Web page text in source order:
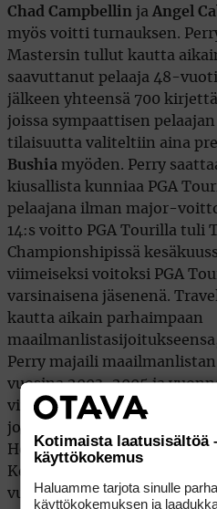
Chad Campbellin ja Angel
myös voitti turnauksen.
Mastersin tullut kautta
saavuttanut pelaaja 48-
jälkeen yhteensä 700
joissa sympaattisen
tilaisuutta valiteltiin aina
Bushia myöden. Perry
kiusallista kunniaa PGA
pelaajana ilman major-
14:s voitto PGA Tourilla tuli
Championshipissä
viimeiseksi voitoksi PGA
varsinaisena jäsenenä.
kautta aikain parhaimpaan
Perry majaili
vuosina 2003-2005 ja
viikkoa. Vuoden 2008
johdosta Perry ja samassa
Holmes nimitettiin vuoden
Kentucky Monthly -lehden
vuotta Kenny Perryn
Kotimaista laatusisältöä
käyttökokemus
Haluamme tarjota sinulle
käyttökokemuksen ja